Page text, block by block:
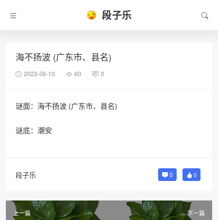
段子乐
海不扬波 (广东市、县名)
2023-06-10 60 0
谜面：海不扬波 (广东市、县名)
谜底：潮安
段子乐 0 0
上一篇
下一篇